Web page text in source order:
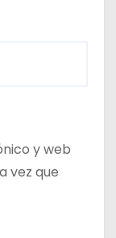
y web
vez que